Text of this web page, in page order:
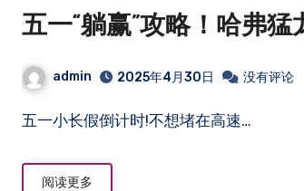
五一“躺赢”攻略！哈弗
admin 2025年4月30日 没有评论
五一小长假倒计时!不想堵在高速…
阅读更多